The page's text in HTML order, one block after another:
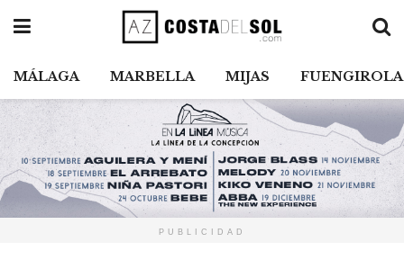
MÁLAGA MARBELLA MIJAS FUENGIROLA
PUBLICIDAD